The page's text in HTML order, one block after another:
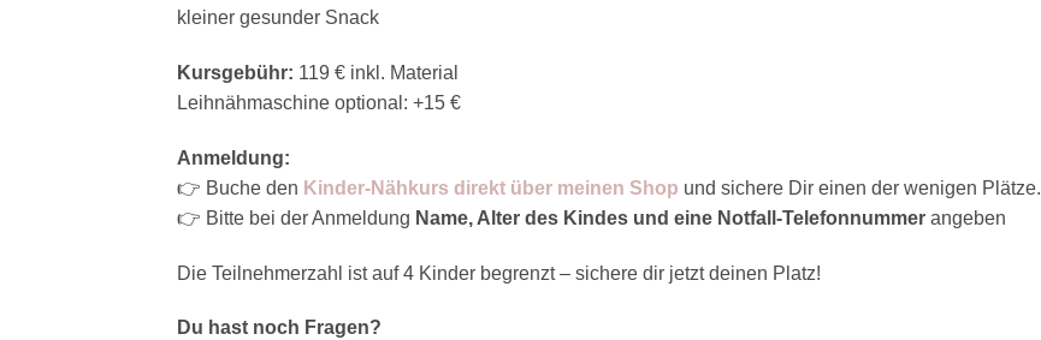
kleiner gesunder Snack
Kursgebühr: 119 € inkl. Material
Leihnähmaschine optional: +15 €
Anmeldung:
👉 Buche den Kinder-Nähkurs direkt über meinen Shop und sichere Dir einen der wenigen Plätze.
👉 Bitte bei der Anmeldung Name, Alter des Kindes und eine Notfall-Telefonnummer angeben
Die Teilnehmerzahl ist auf 4 Kinder begrenzt – sichere dir jetzt deinen Platz!
Du hast noch Fragen?